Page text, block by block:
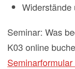
Widerstände
Seminar: Was
K03 online